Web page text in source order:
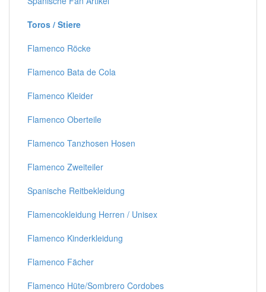
Toros / Stiere
Flamenco Röcke
Flamenco Bata de Cola
Flamenco Kleider
Flamenco Oberteile
Flamenco Tanzhosen Hosen
Flamenco Zweiteiler
Spanische Reitbekleidung
Flamencokleidung Herren / Unisex
Flamenco Kinderkleidung
Flamenco Fächer
Flamenco Hüte/Sombrero Cordobes